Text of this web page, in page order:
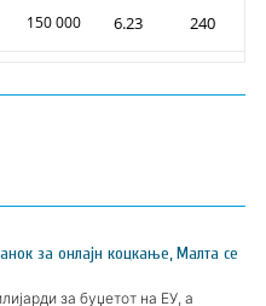
за онлајн коцкање, Малта се
за буџетот на ЕУ, а